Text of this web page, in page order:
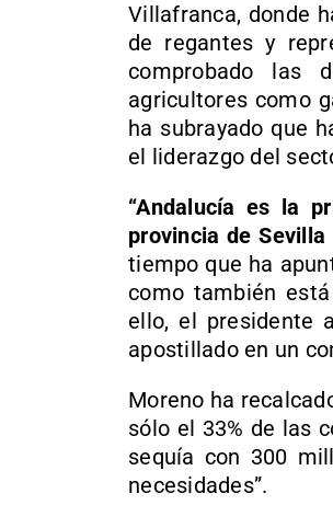
Villafranca, donde
de regantes y
comprobado las
agricultores como
ha subrayado que
el liderazgo del
“Andalucía es la
provincia de Sevilla
tiempo que ha
como también
ello, el presidente
apostillado en un
Moreno ha
sólo el 33% de las
sequía con 300
necesidades”.